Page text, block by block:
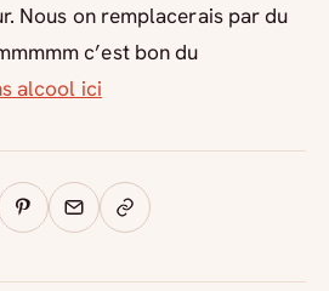
Nous on remplacerais par du
c’est bon du
alcool ici